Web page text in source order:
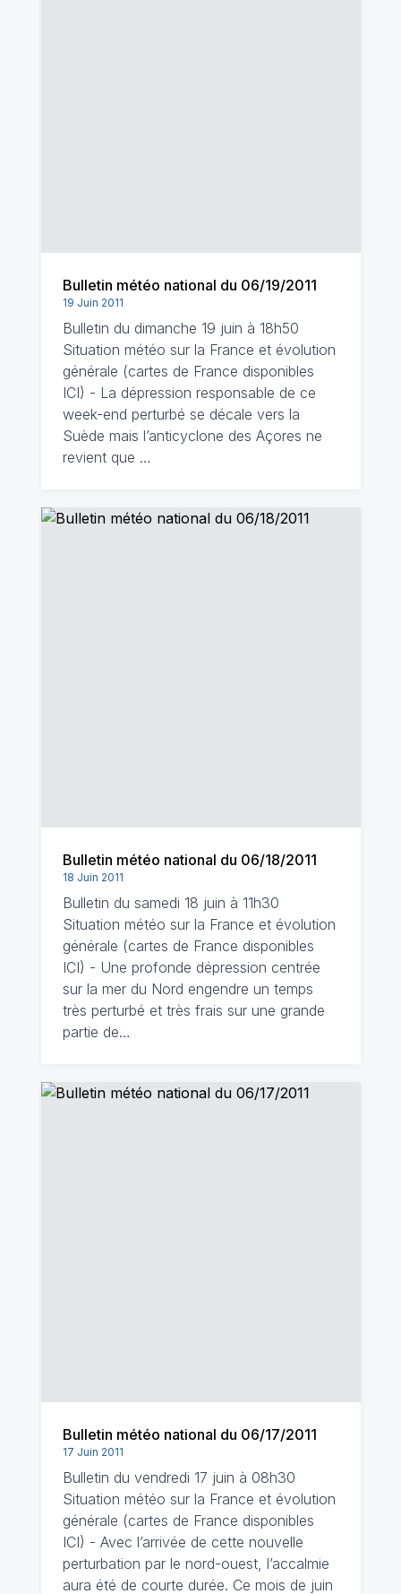
Bulletin météo national du 06/19/2011
19 Juin 2011
Bulletin du dimanche 19 juin à 18h50
Situation météo sur la France et évolution
générale (cartes de France disponibles
ICI) - La dépression responsable de ce
week-end perturbé se décale vers la
Suède mais l’anticyclone des Açores ne
revient que …
Bulletin météo national du 06/18/2011
18 Juin 2011
Bulletin du samedi 18 juin à 11h30
Situation météo sur la France et évolution
générale (cartes de France disponibles
ICI) - Une profonde dépression centrée
sur la mer du Nord engendre un temps
très perturbé et très frais sur une grande
partie de…
Bulletin météo national du 06/17/2011
17 Juin 2011
Bulletin du vendredi 17 juin à 08h30
Situation météo sur la France et évolution
générale (cartes de France disponibles
ICI) - Avec l’arrivée de cette nouvelle
perturbation par le nord-ouest, l’accalmie
aura été de courte durée. Ce mois de juin